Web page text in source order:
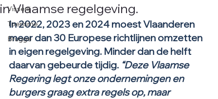
Visserij
Toerisme
Brugge
in Vlaamse regelgeving.
In 2022, 2023 en 2024 moest Vlaanderen
meer dan 30 Europese richtlijnen omzetten
in eigen regelgeving. Minder dan de helft
daarvan gebeurde tijdig. “Deze Vlaamse
Regering legt onze ondernemingen en
burgers graag extra regels op, maar